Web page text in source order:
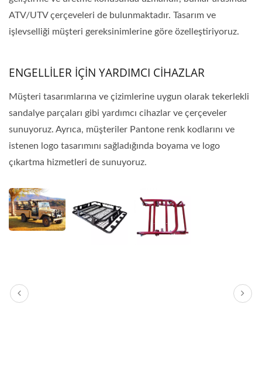
ATV/UTV çerçeveleri de bulunmaktadır. Tasarım ve
işlevselliği müşteri gereksinimlerine göre özelleştiriyoruz.
ENGELLİLER İÇİN YARDIMCI CİHAZLAR
Müşteri tasarımlarına ve çizimlerine uygun olarak tekerlekli
sandalye parçaları gibi yardımcı cihazlar ve çerçeveler
sunuyoruz. Ayrıca, müşteriler Pantone renk kodlarını ve
istenen logo tasarımını sağladığında boyama ve logo
çıkartma hizmetleri de sunuyoruz.